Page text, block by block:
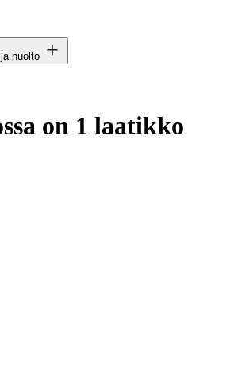
huolto
on 1 laatikko